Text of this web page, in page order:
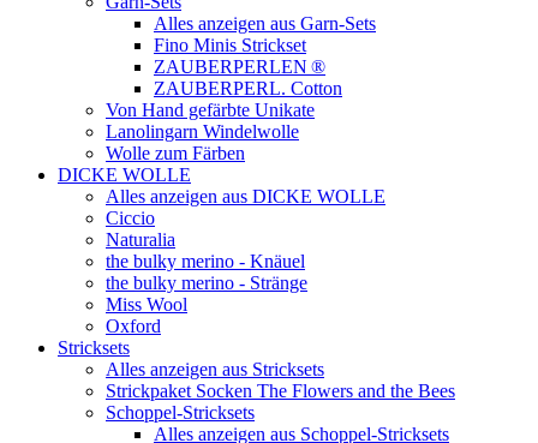
Alles anzeigen aus Garn-Sets
Fino Minis Strickset
ZAUBERPERLEN ®
ZAUBERPERL. Cotton
Von Hand gefärbte Unikate
Lanolingarn Windelwolle
Wolle zum Färben
DICKE WOLLE
Alles anzeigen aus DICKE WOLLE
Ciccio
Naturalia
the bulky merino - Knäuel
the bulky merino - Stränge
Miss Wool
Oxford
Stricksets
Alles anzeigen aus Stricksets
Strickpaket Socken The Flowers and the Bees
Schoppel-Stricksets
Alles anzeigen aus Schoppel-Stricksets